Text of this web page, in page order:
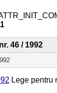
46 / 1992
Lege pentru